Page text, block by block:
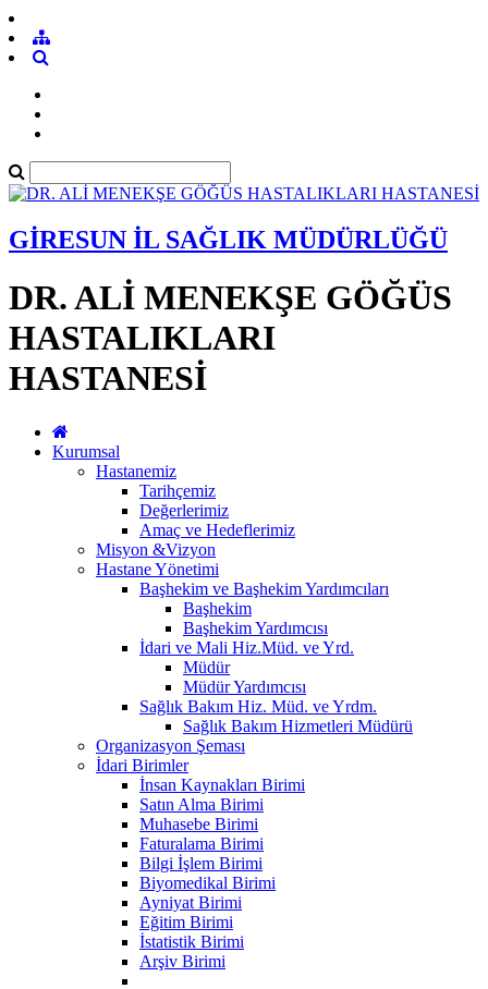
GİRESUN İL SAĞLIK MÜDÜRLÜĞÜ
DR. ALİ MENEKŞE GÖĞÜS
HASTALIKLARI
HASTANESİ
Kurumsal
Hastanemiz
Tarihçemiz
Değerlerimiz
Amaç ve Hedeflerimiz
Misyon &Vizyon
Hastane Yönetimi
Başhekim ve Başhekim Yardımcıları
Başhekim
Başhekim Yardımcısı
İdari ve Mali Hiz.Müd. ve Yrd.
Müdür
Müdür Yardımcısı
Sağlık Bakım Hiz. Müd. ve Yrdm.
Sağlık Bakım Hizmetleri Müdürü
Organizasyon Şeması
İdari Birimler
İnsan Kaynakları Birimi
Satın Alma Birimi
Muhasebe Birimi
Faturalama Birimi
Bilgi İşlem Birimi
Biyomedikal Birimi
Ayniyat Birimi
Eğitim Birimi
İstatistik Birimi
Arşiv Birimi